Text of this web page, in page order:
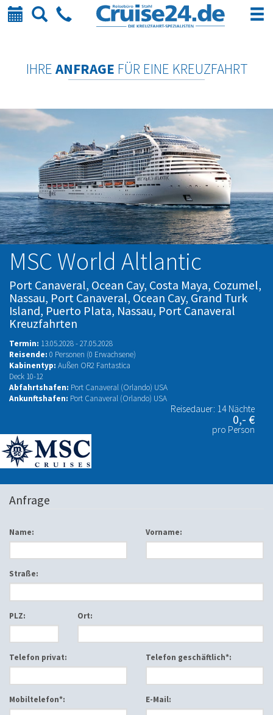
Kalender
SucheTelefon
IHRE ANFRAGE FÜR EINE KREUZFAHRT
MSC World Altlantic
Port Canaveral, Ocean Cay, Costa Maya, Cozumel,
Nassau, Port Canaveral, Ocean Cay, Grand Turk
Island, Puerto Plata, Nassau, Port Canaveral
Kreuzfahrten
Termin: 13.05.2028 - 27.05.2028
Reisende: 0 Personen (0 Erwachsene)
Kabinentyp: Außen OR2 Fantastica
Deck 10-12
Abfahrtshafen: Port Canaveral (Orlando) USA
Ankunftshafen: Port Canaveral (Orlando) USA
Reisedauer: 14 Nächte
0,- €
pro Person
Anfrage
Name: Vorname:
Straße:
PLZ: Ort:
Telefon privat: Telefon geschäftlich*:
Mobiltelefon*: E-Mail: